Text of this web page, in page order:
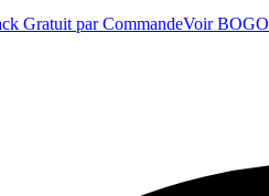
Gratuit par CommandeVoir BOGO